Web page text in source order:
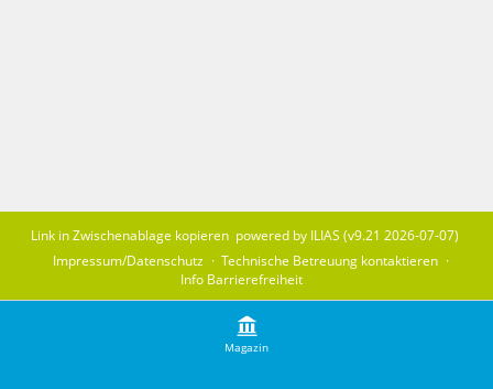
Magazin
Link in Zwischenablage kopieren powered by ILIAS (v9.21 2026-07-07)
Impressum/Datenschutz
Technische Betreuung kontaktieren
Info Barrierefreiheit